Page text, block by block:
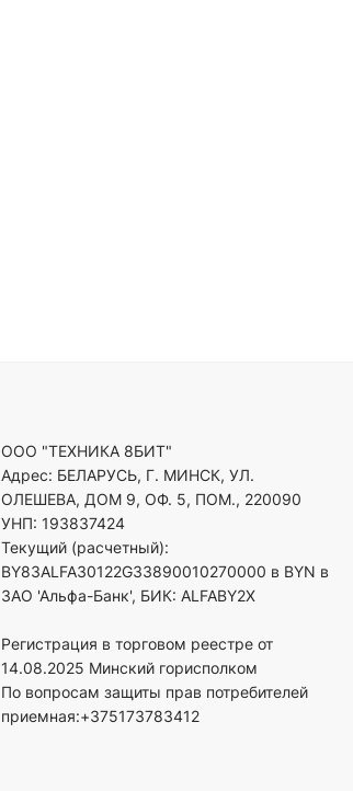
ООО "ТЕХНИКА 8БИТ"
Адрес: БЕЛАРУСЬ, Г. МИНСК, УЛ.
ОЛЕШЕВА, ДОМ 9, ОФ. 5, ПОМ., 220090
УНП: 193837424
Текущий (расчетный):
BY83ALFA30122G33890010270000 в BYN в
ЗАО 'Альфа-Банк', БИК: ALFABY2X
Регистрация в торговом реестре от
14.08.2025 Минский горисполком
По вопросам защиты прав потребителей
приемная:+375173783412